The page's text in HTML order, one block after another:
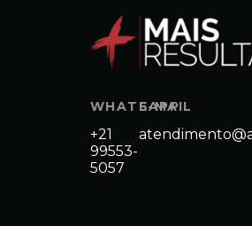
WHATSAPP
+21
99553-
5057
E-MAIL